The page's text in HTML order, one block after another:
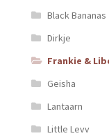
Black Bananas
Dirkje
Frankie &
Geisha
Lantaarn
Little Levv